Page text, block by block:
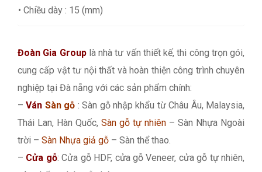
• Chiều dày : 15 (mm)
Đoàn Gia Grouplà nhà tư vấn thiết kế, thi công trọn gói,
cung cấp vật tư nội thất và hoàn thiện công trình chuyên
nghiệp tại Đà nẵng với các sản phẩm chính:
–Ván Sàn gỗ : Sàn gỗ nhập khẩu từ Châu Âu, Malaysia,
Thái Lan, Hàn Quốc, Sàn gỗ tự nhiên – Sàn Nhựa Ngoài
trời – Sàn Nhựa giả gỗ – Sàn thể thao.
– Cửa gỗ: Cửa gỗ HDF, cửa gỗ Veneer, cửa gỗ tự nhiên,